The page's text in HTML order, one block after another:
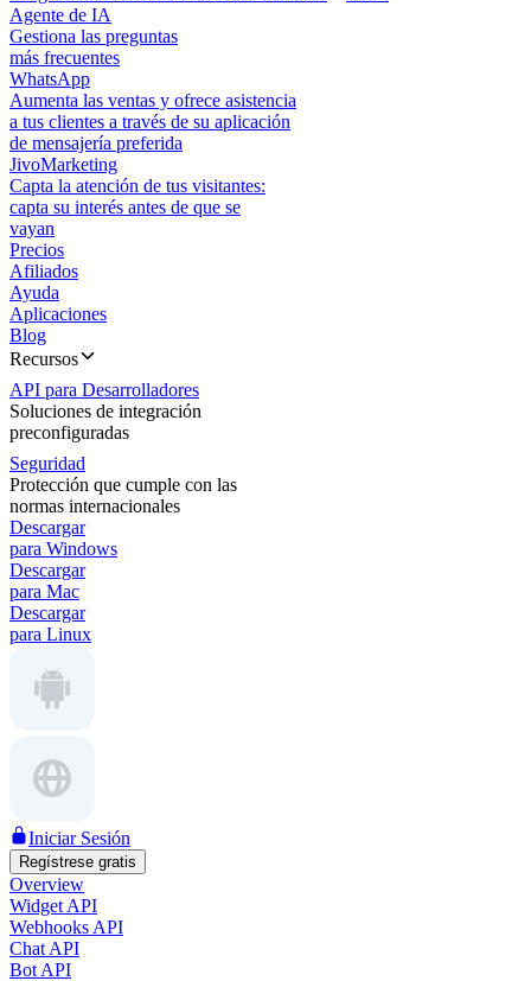
Agente de IA
Gestiona las preguntas
más frecuentes
WhatsApp
Aumenta las ventas y ofrece asistencia
a tus clientes a través de su aplicación
de mensajería preferida
JivoMarketing
Capta la atención de tus visitantes:
capta su interés antes de que se
vayan
Precios
Afiliados
Ayuda
Aplicaciones
Blog
Recursos
API para Desarrolladores
Soluciones de integración
preconfiguradas
Seguridad
Protección que cumple con las
normas internacionales
Descargar
para Windows
Descargar
para Mac
Descargar
para Linux
Iniciar Sesión
Regístrese gratis
Overview
Widget API
Webhooks API
Chat API
Bot API